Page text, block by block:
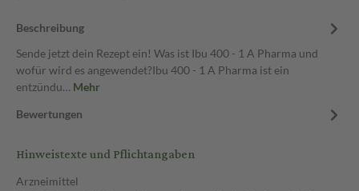
Beschreibung
Sende jetzt dein Rezept ein! Was ist Ibu 400 - 1 A Pharma und
wofür wird es angewendet?Ibu 400 - 1 A Pharma ist ein
entzündu… Mehr
Bewertungen
Hinweistexte und Pflichtangaben
Arzneimittel